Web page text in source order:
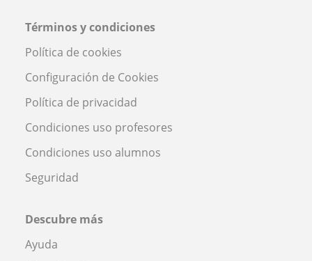
Términos y condiciones
Política de cookies
Configuración de Cookies
Política de privacidad
Condiciones uso profesores
Condiciones uso alumnos
Seguridad
Descubre más
Ayuda